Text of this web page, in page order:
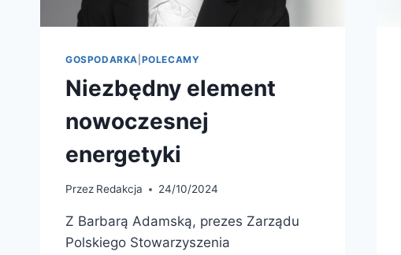
GOSPODARKA POLECAMY
Niezbędny element
nowoczesnej
energetyki
Przez Redakcja 24/10/2024
Z Barbarą Adamską, prezes Zarządu
Polskiego Stowarzyszenia